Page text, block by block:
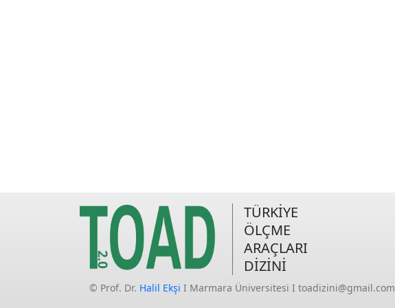
TÜRKİYE
ÖLÇME
ARAÇLARI
DİZİNİ
© Prof. Dr. Halil Ekşi I Marmara Üniversitesi I toadizini@gmail.com